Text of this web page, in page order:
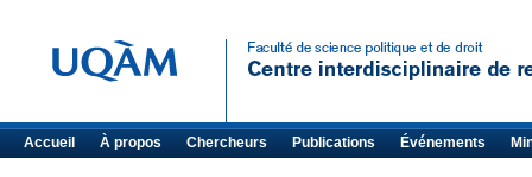
Accueil À propos Chercheurs Publications Événements